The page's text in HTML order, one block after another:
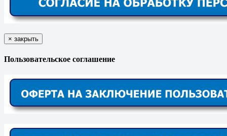
× закрыть
Пользовательское соглашение